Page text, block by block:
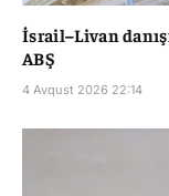
İsrail–Livan
ABŞ
4 Avqust 2026 22:14